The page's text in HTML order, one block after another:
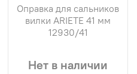
Оправка для сальников
вилки ARIETE 41 мм
12930/41
Нет в наличии